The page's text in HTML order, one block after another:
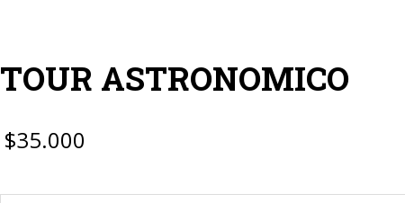
TOUR ASTRONOMICO
$35.000